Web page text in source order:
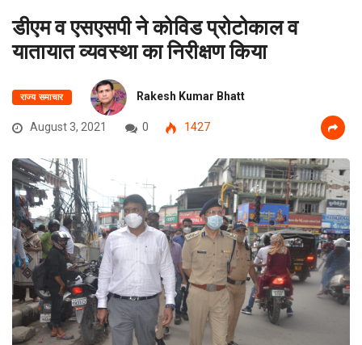
डीएम व एसएसपी ने कोविड प्रोटोकाल व
यातायात व्यवस्था का निरीक्षण किया
राज्य समाचार Rakesh Kumar Bhatt
August 3, 2021 0 1427